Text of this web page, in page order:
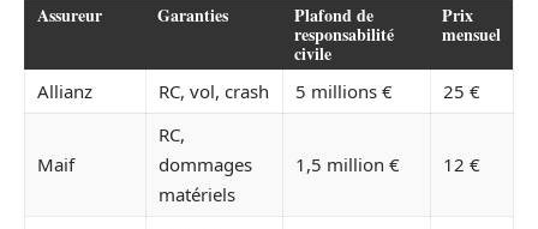
Assureur Garanties Plafond de
responsabilité
civile
Prix
mensuel
Allianz RC, vol, crash 5 millions € 25 €
Maif
RC,
dommages
matériels
1,5 million € 12 €